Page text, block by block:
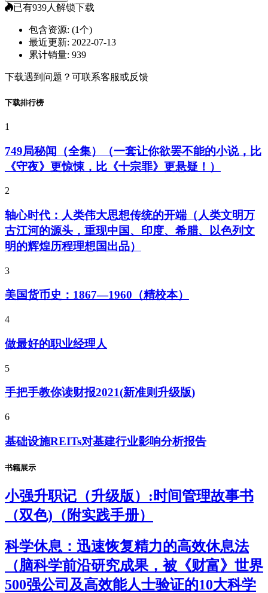
已有939人解锁下载
包含资源: (1个)
最近更新: 2022-07-13
累计销量: 939
下载遇到问题？可联系客服或反馈
下载排行榜
1
749局秘闻（全集）（一套让你欲罢不能的小说，比
《守夜》更惊悚，比《十宗罪》更悬疑！）
2
轴心时代：人类伟大思想传统的开端（人类文明万
古江河的源头，重现中国、印度、希腊、以色列文
明的辉煌历程理想国出品）
3
美国货币史：1867—1960（精校本）
4
做最好的职业经理人
5
手把手教你读财报2021(新准则升级版)
6
基础设施REITs对基建行业影响分析报告
书籍展示
小强升职记（升级版）:时间管理故事书
（双色)（附实践手册）
科学休息：迅速恢复精力的高效休息法
（脑科学前沿研究成果，被《财富》世界
500强公司及高效能人士验证的10大科学